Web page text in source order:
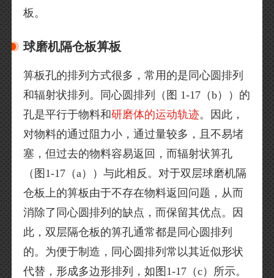
板。
球磨机隔仓板箅板
箅板孔的排列方式很多，常用的是同心圆排列
和辐射状排列。同心圆排列（图 1-17（b））的
孔是平行于物料和研磨体的运动轨迹。因此，
对物料的通过阻力小，通过量较多，且不易堵
塞，但过去的物料容易返回，而辐射状箅孔
（图1-17（a））与此相反。对于双层球磨机隔
仓板上的箅板由于不存在物料返回问题，从而
消除了同心圆排列的缺点，而保留其优点。因
此，双层隔仓板的箅孔通常都是同心圆排列
的。为便于制造，同心圆排列常以其近似形状
代替，形成多边形排列，如图1-17（c）所示。